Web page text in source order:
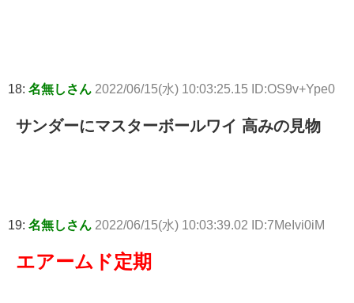
18: 名無しさん 2022/06/15(水) 10:03:25.15 ID:OS9v+Ype0
サンダーにマスターボールワイ 高みの見物
19: 名無しさん 2022/06/15(水) 10:03:39.02 ID:7MeIvi0iM
エアームド定期